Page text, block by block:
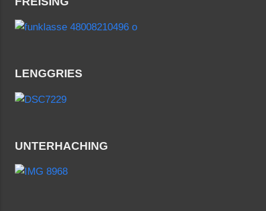
LENGGRIES
UNTERHACHING